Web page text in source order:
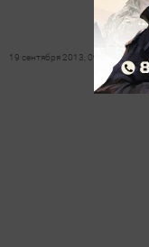
19 сентября 2013, 09:12